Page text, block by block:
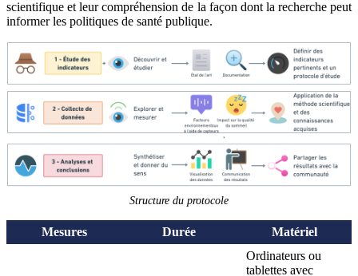
scientifique et leur compréhension de la façon dont la recherche peut
informer les politiques de santé publique.
Structure du protocole
Mesures Durée Matériel
Ordinateurs ou
tablettes avec